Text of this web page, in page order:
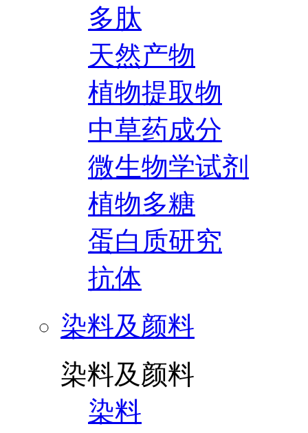
多肽
天然产物
植物提取物
中草药成分
微生物学试剂
植物多糖
蛋白质研究
抗体
染料及颜料
染料及颜料
染料